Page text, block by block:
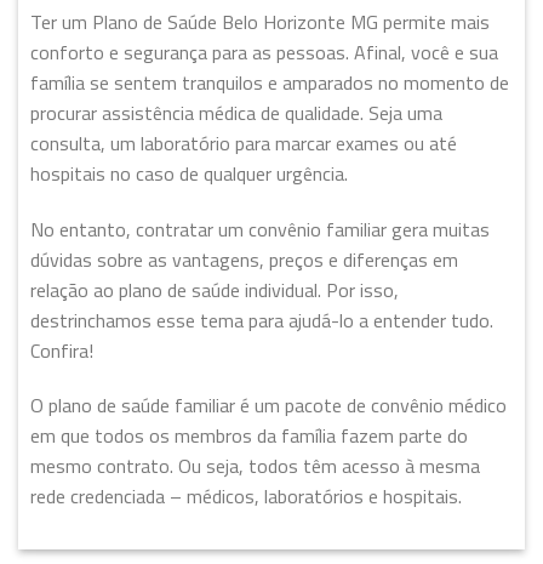
Ter um Plano de Saúde Belo Horizonte MG permite mais
conforto e segurança para as pessoas. Afinal, você e sua
família se sentem tranquilos e amparados no momento de
procurar assistência médica de qualidade. Seja uma
consulta, um laboratório para marcar exames ou até
hospitais no caso de qualquer urgência.
No entanto, contratar um convênio familiar gera muitas
dúvidas sobre as vantagens, preços e diferenças em
relação ao plano de saúde individual. Por isso,
destrinchamos esse tema para ajudá-lo a entender tudo.
Confira!
O plano de saúde familiar é um pacote de convênio médico
em que todos os membros da família fazem parte do
mesmo contrato. Ou seja, todos têm acesso à mesma
rede credenciada – médicos, laboratórios e hospitais.